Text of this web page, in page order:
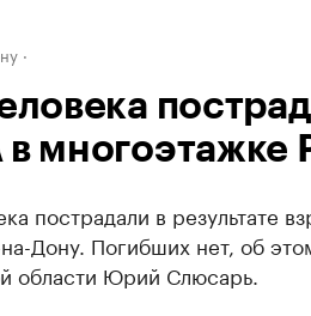
многоэтажке
пострадали в результате
Дону. Погибших нет, об
области Юрий Слюсарь.